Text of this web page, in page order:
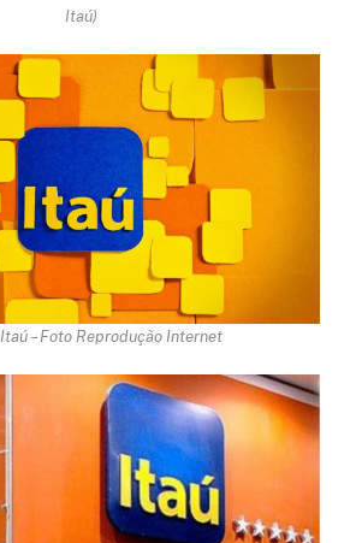
Itaú)
– Foto Reprodução Internet